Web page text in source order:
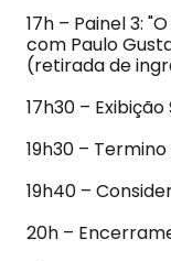
17h – Painel 3:
com Paulo
(retirada de
17h30 –
19h30 –
19h40 –
20h –